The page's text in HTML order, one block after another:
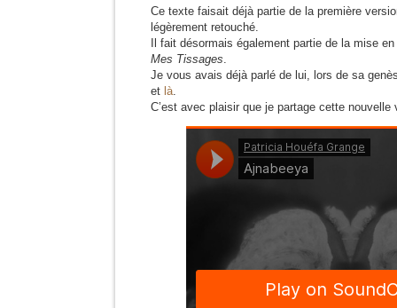
Ce texte faisait déjà partie de la première
légèrement retouché.
Il fait désormais également partie de la mise
Mes Tissages.
Je vous avais déjà parlé de lui, lors de sa
et là.
C’est avec plaisir que je partage cette